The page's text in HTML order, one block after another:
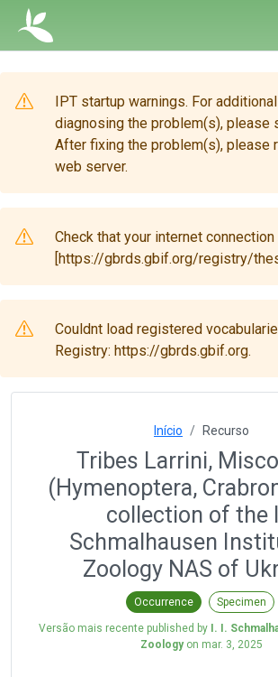
IPT startup warnings. For
diagnosing the problem(s), please
After fixing the problem(s), please
web server.
Check that your internet
[https://gbrds.gbif.org/registry/
Couldnt load registered
Registry: https://gbrds.gbif.org.
Início Recurso
Tribes Larrini,
(Hymenoptera,
collection of the
Schmalhausen
Zoology NAS of
Occurrence Specimen
Versão mais recente published by I. I.
Zoologyon mar. 3, 2025